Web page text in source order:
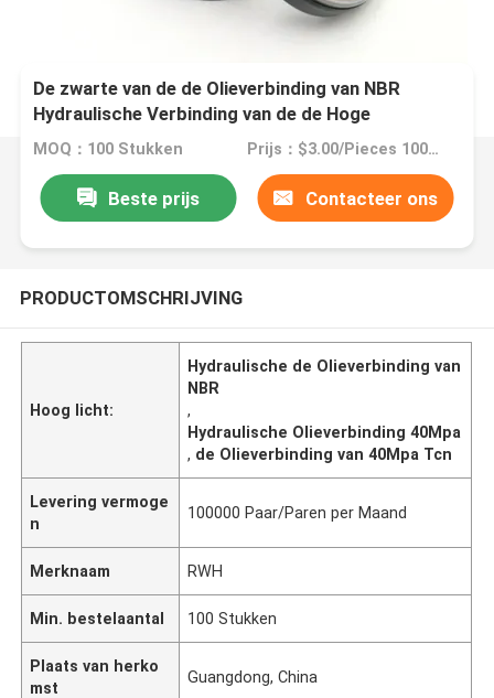
De zwarte van de de Olieverbinding van NBR
Hydraulische Verbinding van de de Hoge
druk40mpa Tcn Olie
MOQ：100 Stukken Prijs：$3.00/Pieces 100-499 Pieces
Beste prijs Contacteer ons
PRODUCTOMSCHRIJVING
Hoog licht:
Hydraulische de Olieverbinding van
NBR
,
Hydraulische Olieverbinding 40Mpa
, de Olieverbinding van 40Mpa Tcn
Levering vermoge
n
100000 Paar/Paren per Maand
Merknaam RWH
Min. bestelaantal 100 Stukken
Plaats van herko
mst
Guangdong, China